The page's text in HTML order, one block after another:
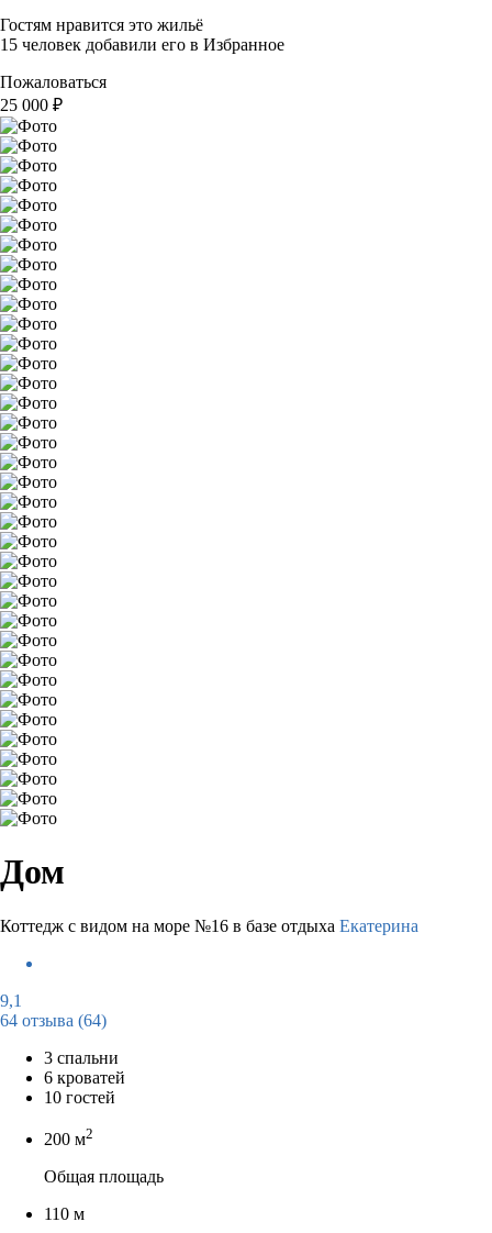
Гостям нравится это жильё
15 человек добавили его в Избранное
Пожаловаться
25 000 ₽
Дом
Коттедж с видом на море №16 в базе отдыха Екатерина
9,1
64 отзыва (64)
3 спальни
6 кроватей
10 гостей
200 м2
Общая площадь
110 м